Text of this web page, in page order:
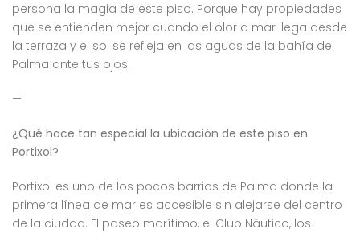
persona la magia de este piso. Porque hay propiedades
que se entienden mejor cuando el olor a mar llega desde
la terraza y el sol se refleja en las aguas de la bahía de
Palma ante tus ojos.
—
¿Qué hace tan especial la ubicación de este piso en
Portixol?
Portixol es uno de los pocos barrios de Palma donde la
primera línea de mar es accesible sin alejarse del centro
de la ciudad. El paseo marítimo, el Club Náutico, los